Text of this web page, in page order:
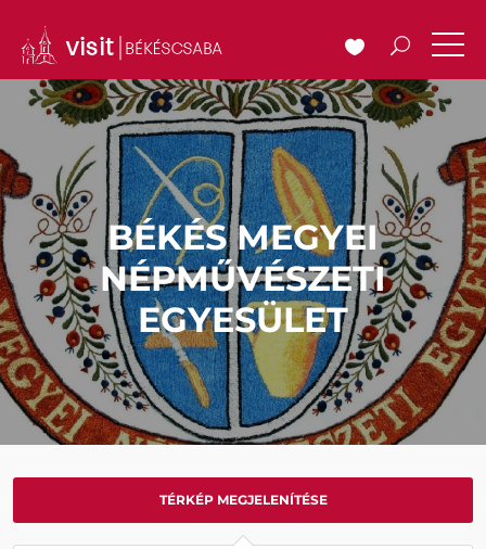
BÉKÉS MEGYEI
NÉPMŰVÉSZETI
EGYESÜLET
TÉRKÉP MEGJELENÍTÉSE